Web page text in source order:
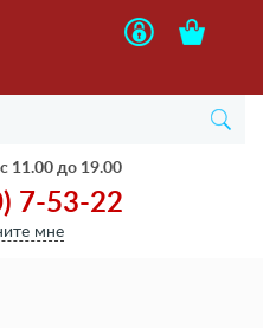
с 11.00 до 19.00
7-53-22
мне